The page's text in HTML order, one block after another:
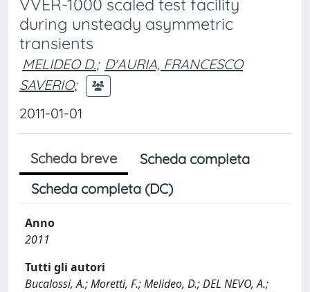
VVER-1000 scaled test facility
during unsteady asymmetric
transients
MELIDEO D.; D'AURIA, FRANCESCO
SAVERIO;
2011-01-01
Scheda breve
Scheda completa
Scheda completa (DC)
Anno
2011
Tutti gli autori
Bucalossi, A.; Moretti, F.; Melideo, D.; DEL NEVO, A.;